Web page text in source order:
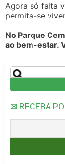
Agora só falta
permita-se
No Parque
ao bem-estar.
Pesquisar
por:
✉ RECEBA